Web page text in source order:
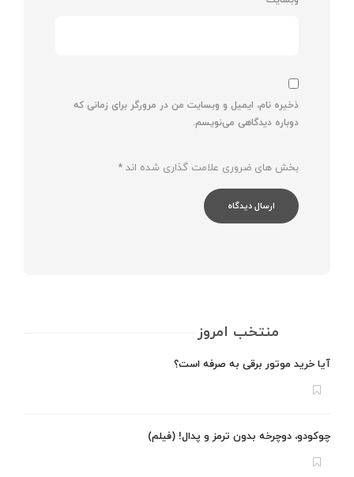
ذخیره نام، ایمیل و وبسایت من در مرورگر برای زمانی که
دوباره دیدگاهی می‌نویسم.
بخش های ضروری علامت گذاری شده اند *
منتخب امروز
آیا خرید موتور برقی به صرفه است؟
چوکودو، دوچرخه بدون ترمز و پدال! (فیلم)